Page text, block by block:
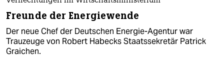
Freunde der Energiewende
Der neue Chef der Deutschen Energie-Agentur war
Trauzeuge von Robert Habecks Staatssekretär Patrick
Graichen.